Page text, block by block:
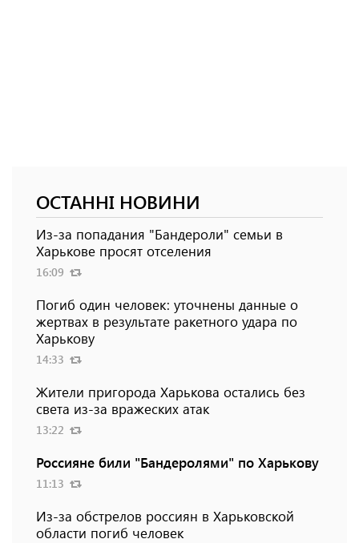
ОСТАННІ НОВИНИ
Из-за попадания "Бандероли" семьи в
Харькове просят отселения
16:09
Погиб один человек: уточнены данные о
жертвах в результате ракетного удара по
Харькову
14:33
Жители пригорода Харькова остались без
света из-за вражеских атак
13:22
Россияне били "Бандеролями" по Харькову
11:13
Из-за обстрелов россиян в Харьковской
области погиб человек